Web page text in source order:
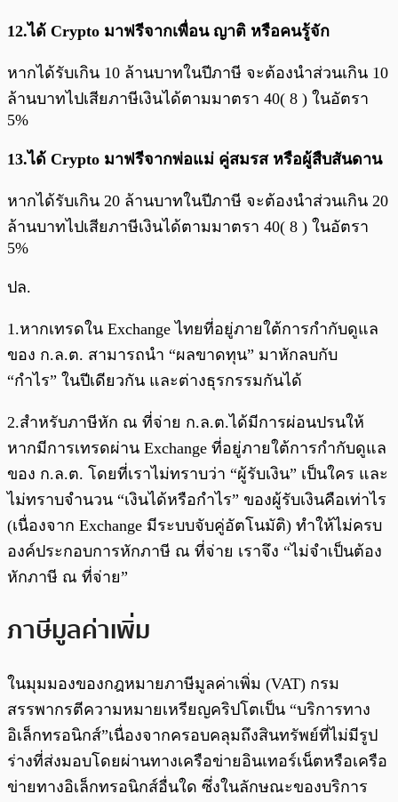
12.ได้ Crypto มาฟรีจากเพื่อน ญาติ หรือคนรู้จัก
หากได้รับเกิน 10 ล้านบาทในปีภาษี จะต้องนำส่วนเกิน 10
ล้านบาทไปเสียภาษีเงินได้ตามมาตรา 40( 8 ) ในอัตรา
5%
13.ได้ Crypto มาฟรีจากพ่อแม่ คู่สมรส หรือผู้สืบสันดาน
หากได้รับเกิน 20 ล้านบาทในปีภาษี จะต้องนำส่วนเกิน 20
ล้านบาทไปเสียภาษีเงินได้ตามมาตรา 40( 8 ) ในอัตรา
5%
ปล.
1.หากเทรดใน Exchange ไทยที่อยู่ภายใต้การกำกับดูแล
ของ ก.ล.ต. สามารถนำ “ผลขาดทุน” มาหักลบกับ
“กำไร” ในปีเดียวกัน และต่างธุรกรรมกันได้
2.สำหรับภาษีหัก ณ ที่จ่าย ก.ล.ต.ได้มีการผ่อนปรนให้
หากมีการเทรดผ่าน Exchange ที่อยู่ภายใต้การกำกับดูแล
ของ ก.ล.ต. โดยที่เราไม่ทราบว่า “ผู้รับเงิน” เป็นใคร และ
ไม่ทราบจำนวน “เงินได้หรือกำไร” ของผู้รับเงินคือเท่าไร
(เนื่องจาก Exchange มีระบบจับคู่อัตโนมัติ) ทำให้ไม่ครบ
องค์ประกอบการหักภาษี ณ ที่จ่าย เราจึง “ไม่จำเป็นต้อง
หักภาษี ณ ที่จ่าย”
ภาษีมูลค่าเพิ่ม
ในมุมมองของกฎหมายภาษีมูลค่าเพิ่ม (VAT) กรม
สรรพากรตีความหมายเหรียญคริปโตเป็น “บริการทาง
อิเล็กทรอนิกส์”เนื่องจากครอบคลุมถึงสินทรัพย์ที่ไม่มีรูป
ร่างที่ส่งมอบโดยผ่านทางเครือข่ายอินเทอร์เน็ตหรือเครือ
ข่ายทางอิเล็กทรอนิกส์อื่นใด ซึ่งในลักษณะของบริการ